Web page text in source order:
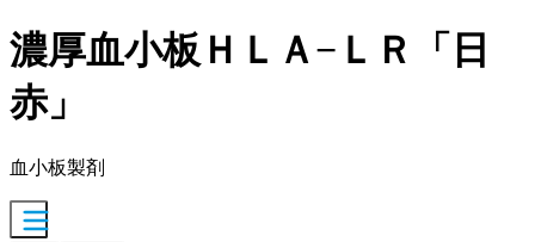
濃厚血小板ＨＬＡ−ＬＲ「日
赤」
血小板製剤